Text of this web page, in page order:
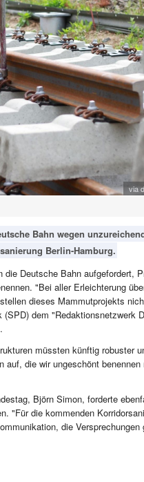
via
Bahn wegen
Berlin-Hamburg.
Deutsche Bahn aufgefordert,
"Bei aller Erleichterung
dieses Mammutprojekts
dem "Redaktionsnetzwerk
müssten künftig robuster
die wir ungeschönt
Björn Simon, forderte
"Für die kommenden
die Versprechungen